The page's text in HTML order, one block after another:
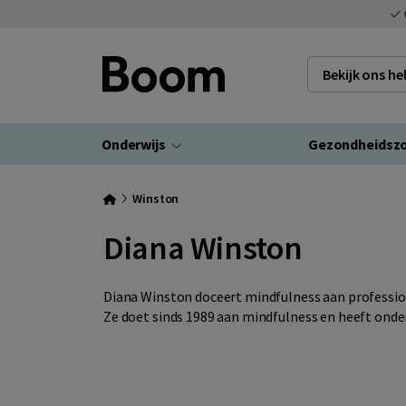
Bekijk ons
Onderwijs
Winston
Diana Winston
Diana Winston doceert mindfulness aan
Ze doet sinds 1989 aan mindfulness en heeft